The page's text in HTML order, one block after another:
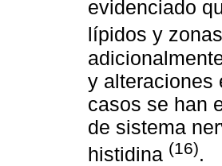
evidenciado
lípidos y
y alteraciones
casos se han
de sistema
histidina (16).